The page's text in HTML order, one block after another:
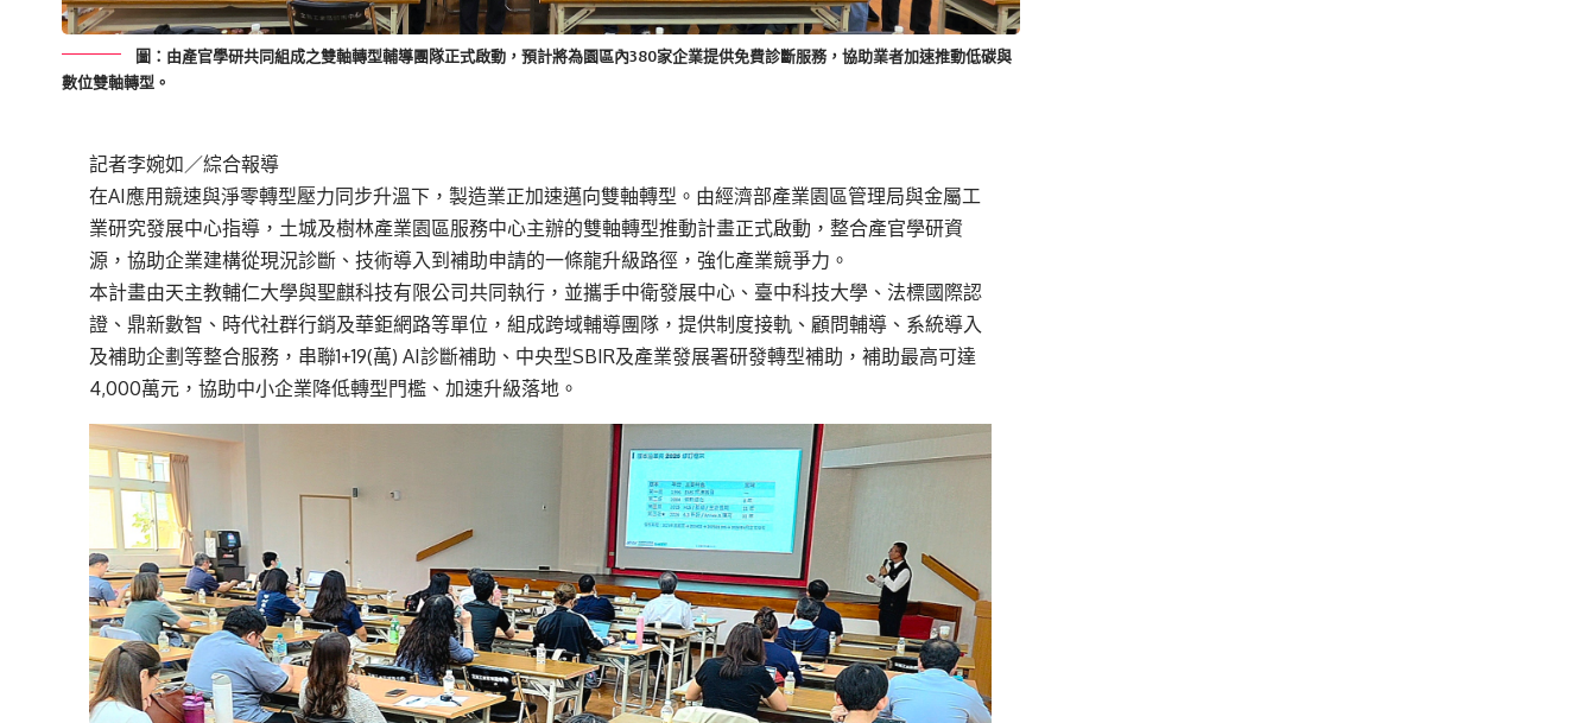
圖：由產官學研共同組成之雙軸轉型輔導團隊正式啟動，預計將為園區內380家企業提供免費診斷服務，協助業者加速推動低碳與
數位雙軸轉型。
記者李婉如／綜合報導
在AI應用競速與淨零轉型壓力同步升溫下，製造業正加速邁向雙軸轉型。由經濟部產業園區管理局與金屬工
業研究發展中心指導，土城及樹林產業園區服務中心主辦的雙軸轉型推動計畫正式啟動，整合產官學研資
源，協助企業建構從現況診斷、技術導入到補助申請的一條龍升級路徑，強化產業競爭力。
本計畫由天主教輔仁大學與聖麒科技有限公司共同執行，並攜手中衛發展中心、臺中科技大學、法標國際認
證、鼎新數智、時代社群行銷及華鉅網路等單位，組成跨域輔導團隊，提供制度接軌、顧問輔導、系統導入
及補助企劃等整合服務，串聯1+19(萬) AI診斷補助、中央型SBIR及產業發展署研發轉型補助，補助最高可達
4,000萬元，協助中小企業降低轉型門檻、加速升級落地。